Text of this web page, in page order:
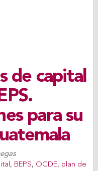
de capital
para su
, BEPS, OCDE, plan de